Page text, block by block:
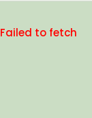
Failed to fetch